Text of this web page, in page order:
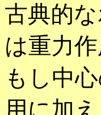
古典的
は重力
もし中
用に加